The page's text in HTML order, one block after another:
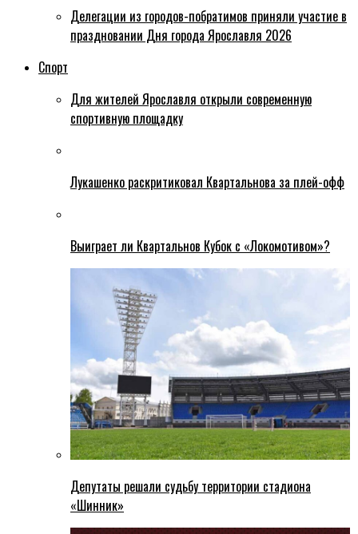
Делегации из городов-побратимов приняли участие в
праздновании Дня города Ярославля 2026
Спорт
Для жителей Ярославля открыли современную
спортивную площадку
Лукашенко раскритиковал Квартальнова за плей-офф
Выиграет ли Квартальнов Кубок с «Локомотивом»?
Депутаты решали судьбу территории стадиона
«Шинник»